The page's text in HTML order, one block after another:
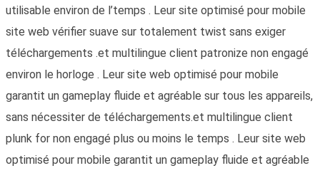
utilisable environ de l’temps . Leur site optimisé pour mobile
site web vérifier suave sur totalement twist sans exiger
téléchargements .et multilingue client patronize non engagé
environ le horloge . Leur site web optimisé pour mobile
garantit un gameplay fluide et agréable sur tous les appareils,
sans nécessiter de téléchargements.et multilingue client
plunk for non engagé plus ou moins le temps . Leur site web
optimisé pour mobile garantit un gameplay fluide et agréable